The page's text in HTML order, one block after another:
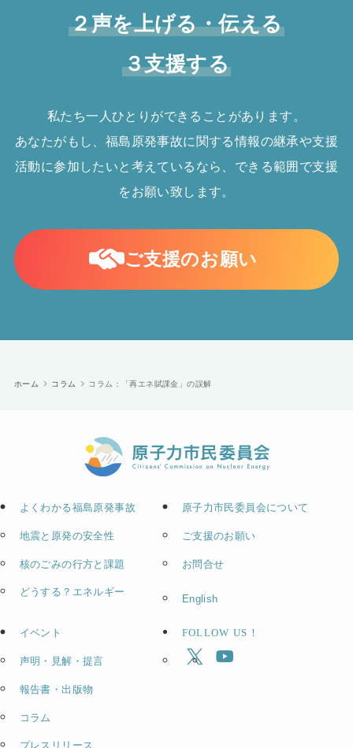
２声を上げる・伝える
３支援する
私たち一人ひとりができることがあります。
あなたがもし、福島原発事故に関する情報の継承や支援
活動に参加したいと考えているなら、できる範囲で支援
をお願い致します。
ご支援のお願い
ホーム コラム コラム：「再エネ賦課金」の誤解
よくわかる福島原発事故
地震と原発の安全性
核のごみの行方と課題
どうする？エネルギー
イベント
声明・見解・提言
報告書・出版物
コラム
プレスリリース
原子力市民委員会について
ご支援のお願い
お問合せ
English
FOLLOW US！